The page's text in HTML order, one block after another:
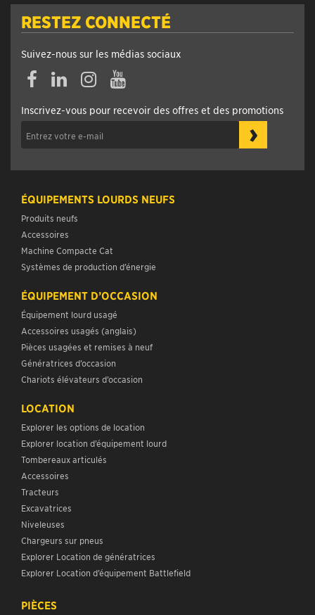
RESTEZ CONNECTÉ
Suivez-nous sur les médias sociaux
Inscrivez-vous pour recevoir des offres et des promotions
›
ÉQUIPEMENTS LOURDS NEUFS
Produits neufs
Accessoires
Machine Compacte Cat
Systèmes de production d’énergie
ÉQUIPEMENT D’OCCASION
Équipement lourd usagé
Accessoires usagés (anglais)
Pièces usagées et remises à neuf
Génératrices d’occasion
Chariots élévateurs d’occasion
LOCATION
Explorer les options de location
Explorer location d’équipement lourd
Tombereaux articulés
Accessoires
Tracteurs
Excavatrices
Niveleuses
Chargeurs sur pneus
Explorer Location de génératrices
Explorer Location d’équipement Battlefield
PIÈCES